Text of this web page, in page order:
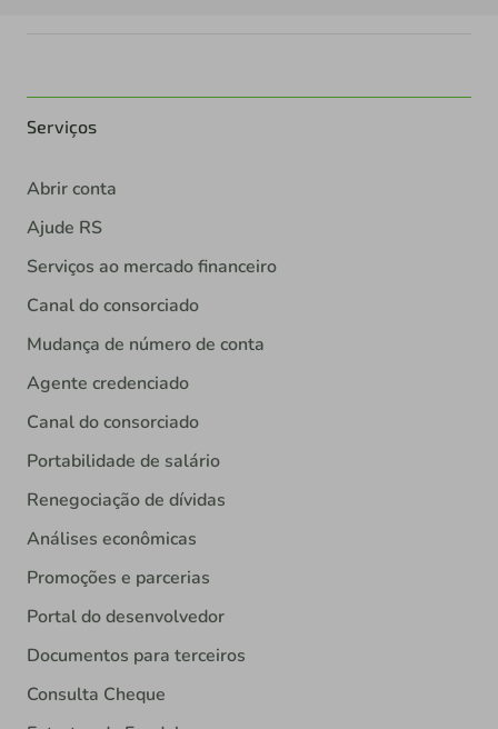
Serviços
Abrir conta
Ajude RS
Serviços ao mercado financeiro
Canal do consorciado
Mudança de número de conta
Agente credenciado
Canal do consorciado
Portabilidade de salário
Renegociação de dívidas
Análises econômicas
Promoções e parcerias
Portal do desenvolvedor
Documentos para terceiros
Consulta Cheque